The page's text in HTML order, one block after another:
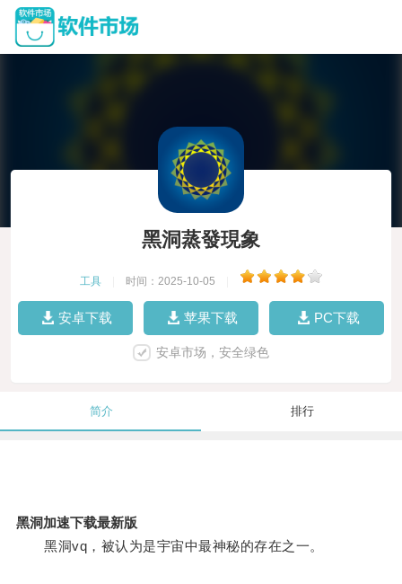
黑洞蒸發現象
工具 时间：2025-10-05
安卓下载 苹果下载 PC下载
安卓市场，安全绿色
简介 排行
黑洞加速下载最新版
黑洞vq，被认为是宇宙中最神秘的存在之一。